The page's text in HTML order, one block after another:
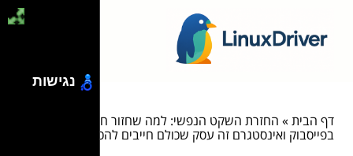
דף הבית» החזרת השקט הנפשי: למה שחזור חשבונות
בפייסבוק ואינסטגרם זה עסק שכולם חייבים להכיר
נגישות